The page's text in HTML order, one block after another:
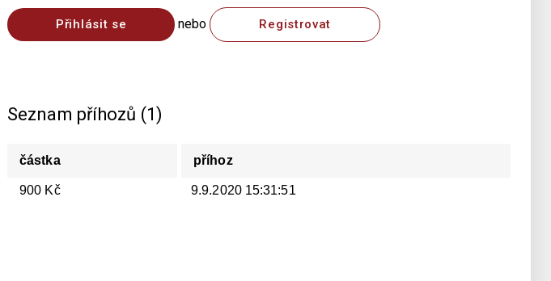
Přihlásit se nebo Registrovat
Seznam příhozů (1)
částka příhoz
900 Kč 9.9.2020 15:31:51